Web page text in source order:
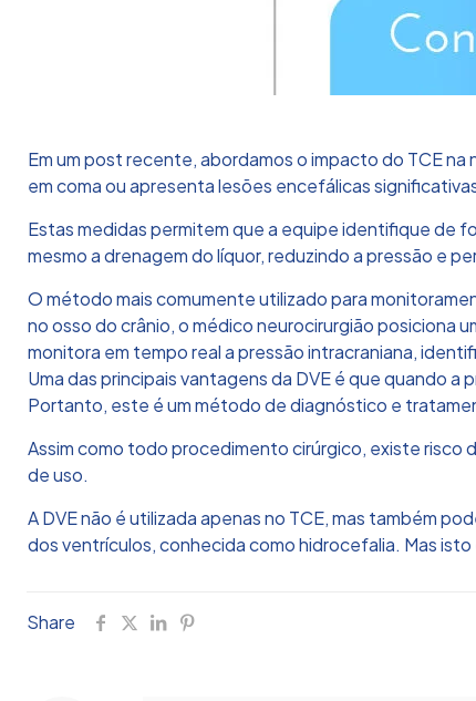
Em um post recente, abordamos o impacto do TCE
em coma ou apresenta lesões encefálicas
Estas medidas permitem que a equipe identifique de
mesmo a drenagem do líquor, reduzindo a pressão e
O método mais comumente utilizado para
no osso do crânio, o médico neurocirurgião posiciona
monitora em tempo real a pressão intracraniana,
Uma das principais vantagens da DVE é que quando
Portanto, este é um método de diagnóstico e
Assim como todo procedimento cirúrgico, existe
de uso.
A DVE não é utilizada apenas no TCE, mas também
dos ventrículos, conhecida como hidrocefalia. Mas
Share